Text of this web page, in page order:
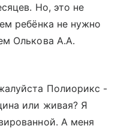
Но, это не
ребёнка не нужно
Олькова А.А.
Полиорикс -
или живая? Я
А меня